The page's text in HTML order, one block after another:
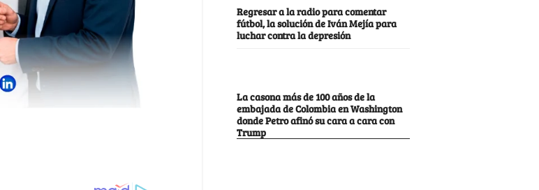
Regresar a la radio para comentar
fútbol, la solución de Iván Mejía para
luchar contra la depresión
La casona más de 100 años de la
embajada de Colombia en Washington
donde Petro afinó su cara a cara con
Trump